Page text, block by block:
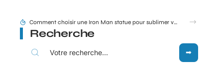
Tram E et F Bordeaux plan en un coup d’œil pour les nouveaux arrivants
Recherche